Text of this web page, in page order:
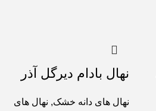
نهال بادام دیرگل آذر
نهال های دانه خشک, نهال های